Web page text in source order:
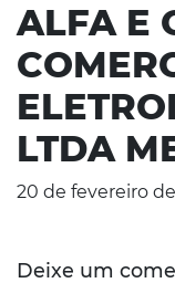
ALFA E
LTDA
20 de fevereiro
Deixe um